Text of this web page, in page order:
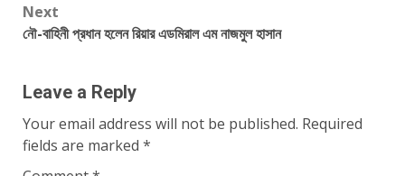
Next
নৌ-বাহিনী প্রধান হলেন রিয়ার এডমিরাল এম নাজমুল হাসান
Leave a Reply
Your email address will not be published. Required
fields are marked *